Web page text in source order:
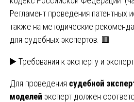
Регламент проведения патентных
также на методические
для судебных экспертов. 🟥
▶️ Требования к эксперту и
Для проведения судебной
моделей эксперт должен